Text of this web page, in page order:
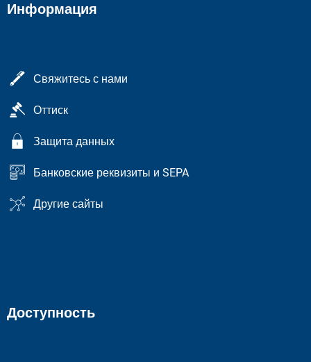
Информация
Свяжитесь с нами
Оттиск
Защита данных
Банковские реквизиты и SEPA
Другие сайты
Доступность